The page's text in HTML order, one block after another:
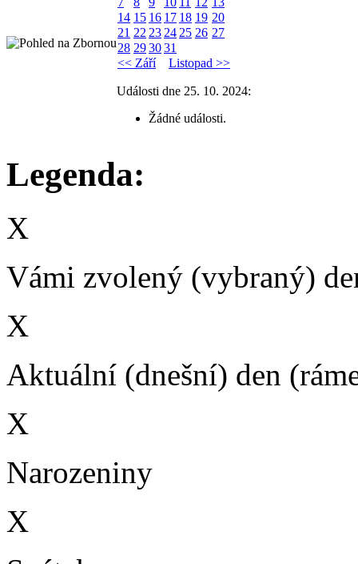
14 15 16 17 18 19 20
21 22 23 24 25 26 27
28 293031
<< Září
Listopad >>
Události dne 25. 10. 2024:
Žádné události.
Legenda:
X
Vámi zvolený (vybraný)
X
Aktuální (dnešní) den
X
Narozeniny
X